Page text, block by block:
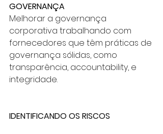
GOVERNANÇA
Melhorar a governança
corporativa trabalhando com
fornecedores que têm práticas de
governança sólidas, como
transparência, accountability, e
integridade.
IDENTIFICANDO OS RISCOS